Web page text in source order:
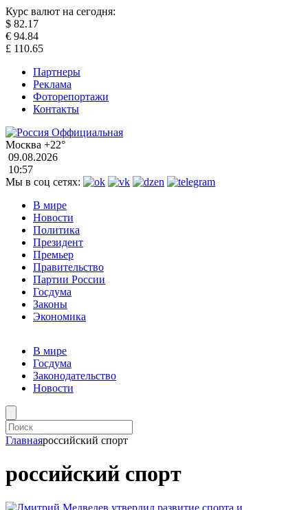
Курс валют на сегодня:
$ 82.17
€ 94.84
£ 110.65
Партнеры
Реклама
Фоторепортажи
Контакты
Москва +22°
09.08.2026
10:57
Мы в соц сетях:
В мире
Новости
Политика
Президент
Премьер
Правительство
Партии России
Госдума
Законы
Экономика
В мире
Госдума
Законодательство
Новости
Главнаяроссийский спорт
российский спорт